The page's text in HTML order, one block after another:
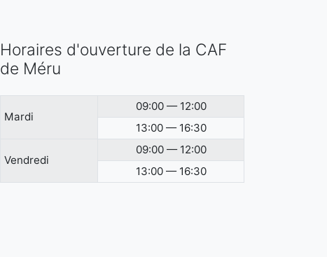
Horaires d'ouverture de la CAF
de Méru
Mardi
09:00 — 12:00
13:00 — 16:30
Vendredi
09:00 — 12:00
13:00 — 16:30